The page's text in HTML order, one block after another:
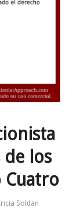
de los
Cuatro
Soldan